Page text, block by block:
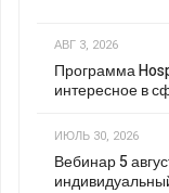
АВГ 3, 2026
Программа
интересное в
ИЮЛЬ 30, 2026
Вебинар 5